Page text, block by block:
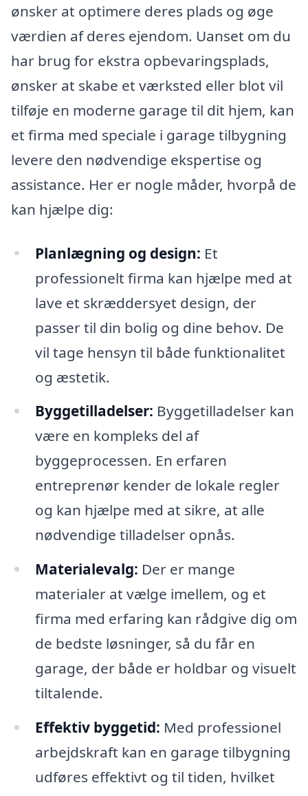
ønsker at optimere deres plads og øge
værdien af deres ejendom. Uanset om du
har brug for ekstra opbevaringsplads,
ønsker at skabe et værksted eller blot vil
tilføje en moderne garage til dit hjem, kan
et firma med speciale i garage tilbygning
levere den nødvendige ekspertise og
assistance. Her er nogle måder, hvorpå de
kan hjælpe dig:
Planlægning og design: Et
professionelt firma kan hjælpe med at
lave et skræddersyet design, der
passer til din bolig og dine behov. De
vil tage hensyn til både funktionalitet
og æstetik.
Byggetilladelser: Byggetilladelser kan
være en kompleks del af
byggeprocessen. En erfaren
entreprenør kender de lokale regler
og kan hjælpe med at sikre, at alle
nødvendige tilladelser opnås.
Materialevalg: Der er mange
materialer at vælge imellem, og et
firma med erfaring kan rådgive dig om
de bedste løsninger, så du får en
garage, der både er holdbar og visuelt
tiltalende.
Effektiv byggetid: Med professionel
arbejdskraft kan en garage tilbygning
udføres effektivt og til tiden, hvilket